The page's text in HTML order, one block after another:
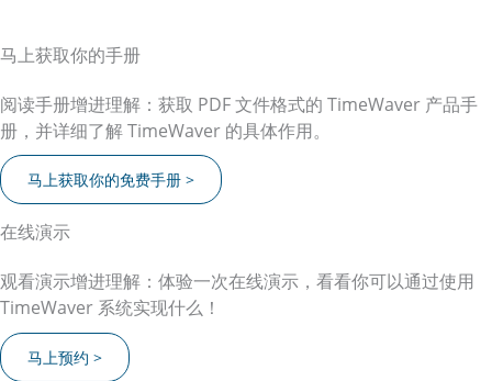
马上获取你的手册
阅读手册增进理解：获取 PDF 文件格式的 TimeWaver 产品手
册，并详细了解 TimeWaver 的具体作用。
马上获取你的免费手册 >
在线演示
观看演示增进理解：体验一次在线演示，看看你可以通过使用
TimeWaver 系统实现什么！
马上预约 >